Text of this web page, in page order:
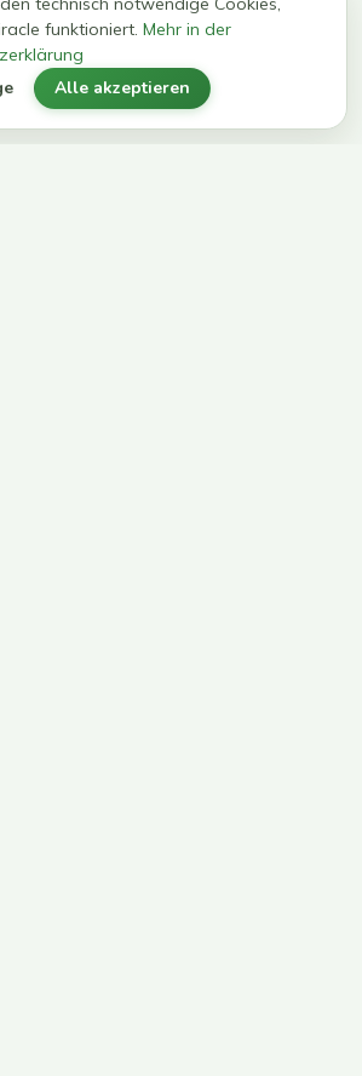
funktioniert. Mehr in der
Alle akzeptieren